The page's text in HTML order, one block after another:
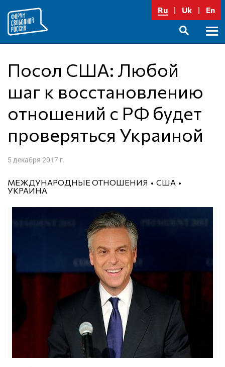
содержимому
Ru Uk En
Посол США: Любой
шаг к восстановлению
отношений с РФ будет
проверяться Украиной
5 декабря 2017 г.
МЕЖДУНАРОДНЫЕ ОТНОШЕНИЯ
США
УКРАИНА